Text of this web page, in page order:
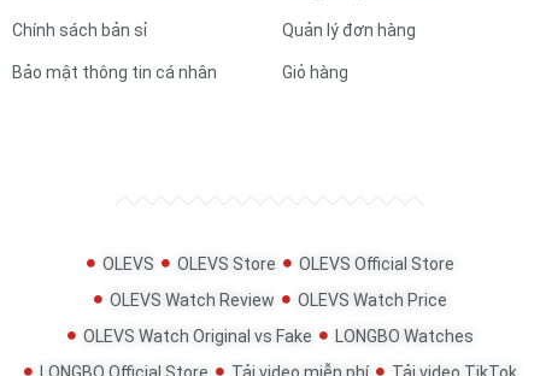
Chính sách bản sỉ
Bảo mật thông tin cá nhân
Quản lý đơn hàng
Giỏ hàng
OLEVS OLEVS Store
OLEVS Official Store
OLEVS Watch Review
OLEVS Watch Price
OLEVS Watch Original vs Fake
LONGBO Watches